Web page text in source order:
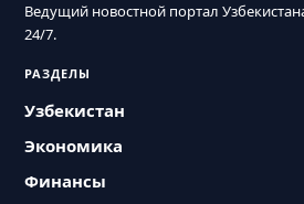
Ведущий новостной портал
24/7.
РАЗДЕЛЫ
Узбекистан
Экономика
Финансы